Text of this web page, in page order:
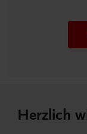
Herzlich